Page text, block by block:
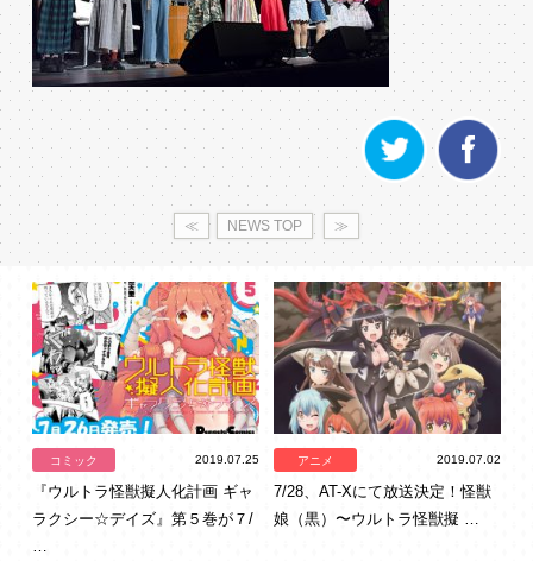
≪ NEWS TOP ≫
コミック 2019.07.25
『ウルトラ怪獣擬人化計画 ギャ
ラクシー☆デイズ』第５巻が７/
…
アニメ 2019.07.02
7/28、AT-Xにて放送決定！怪獣
娘（黒）〜ウルトラ怪獣擬 …